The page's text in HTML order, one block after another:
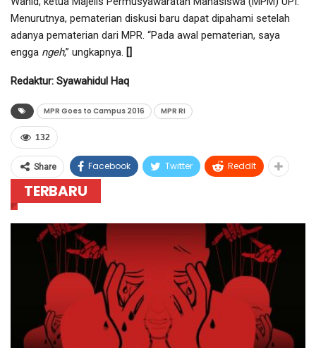
Menurutnya, pematerian diskusi baru dapat dipahami setelah
adanya pematerian dari MPR. “Pada awal pematerian, saya
engga ngeh,” ungkapnya. []
Redaktur: Syawahidul Haq
MPR Goes to Campus 2016 MPR RI
132
Share Facebook Twitter ReddIt
TERBARU